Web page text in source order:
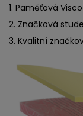
1. Paměťová
2. Značková
3. Kvalitní